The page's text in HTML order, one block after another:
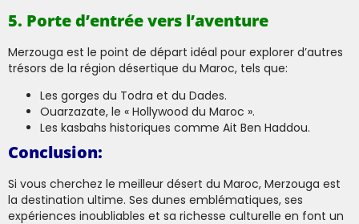
5. Porte d’entrée vers l’aventure
Merzouga est le point de départ idéal pour explorer d’autres
trésors de la région désertique du Maroc, tels que:
Les gorges du Todra et du Dades.
Ouarzazate, le « Hollywood du Maroc ».
Les kasbahs historiques comme Ait Ben Haddou.
Conclusion:
Si vous cherchez le meilleur désert du Maroc, Merzouga est
la destination ultime. Ses dunes emblématiques, ses
expériences inoubliables et sa richesse culturelle en font un